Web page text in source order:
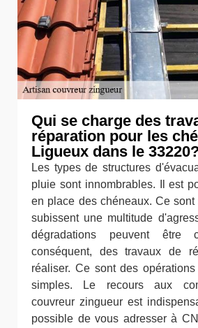
Qui se charge des
réparation pour les
Ligueux dans le
Les types de structures
pluie sont innombrables. Il est
en place des chéneaux. Ce
subissent une multitude
dégradations peuvent être
conséquent, des travaux de
réaliser. Ce sont des
simples. Le recours aux
couvreur zingueur est
possible de vous adresser à